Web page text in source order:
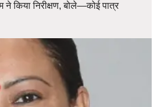
किया निरीक्षण, बोले—कोई पात्र